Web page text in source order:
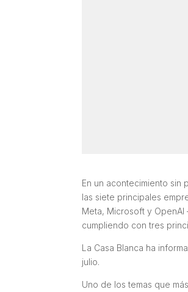
En un acontecimiento
las siete principales
Meta, Microsoft y
cumpliendo con tres
La Casa Blanca ha
julio.
Uno de los temas que